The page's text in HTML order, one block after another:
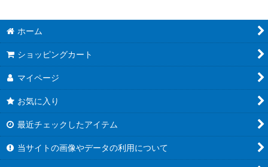
ホーム
ショッピングカート
マイページ
お気に入り
最近チェックしたアイテム
当サイトの画像やデータの利用について